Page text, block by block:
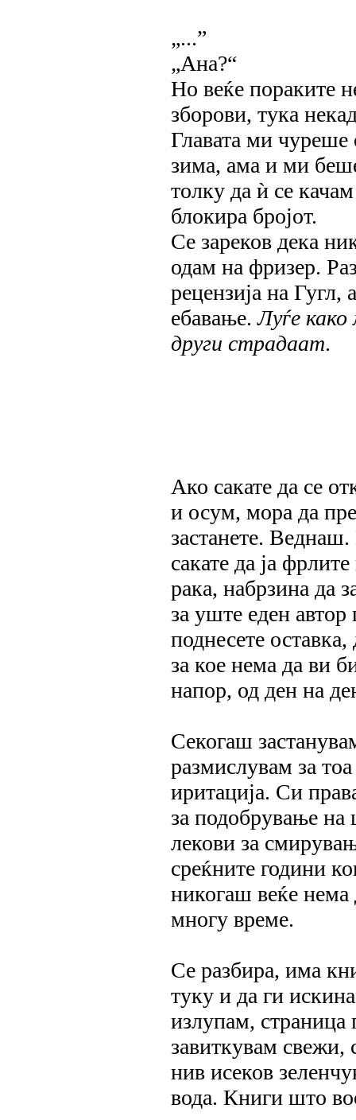
„...”
„Ана?“
Но веќе пораките
зборови, тука
Главата ми чуреше
зима, ама и ми
толку да ѝ се
блокира бројот.
Се зареков дека
одам на фризер.
рецензија на
ебавање.Луѓе
други страдаат.
Ако сакате да се
и осум, мора да
застанете.
сакате да ја
рака, набрзина да
за уште еден
поднесете
за кое нема да ви
напор, од ден на
Секогаш
размислувам за
иритација. Си
за подобрување на
лекови за
среќните години
никогаш веќе
многу време.
Се разбира, има
туку и да ги
излупам, страница
завиткувам свежи,
нив исеков
вода. Книги што